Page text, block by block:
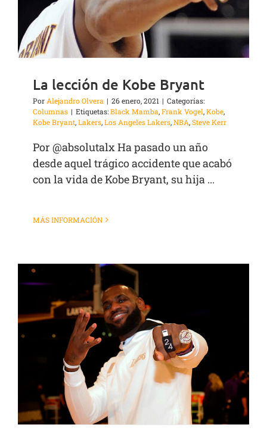
La lección de Kobe Bryant
Por Alejandro Olvera | 26 enero, 2021 | Categorías:
Columnas | Etiquetas:Black Mamba,Frank Vogel,Kobe,
Kobe Bryant,Lakers,Los Angeles Lakers,NBA,Steve Kerr
Por @absolutalx Ha pasado un año
desde aquel trágico accidente que acabó
con la vida de Kobe Bryant, su hija ...
MÁS INFORMACIÓN